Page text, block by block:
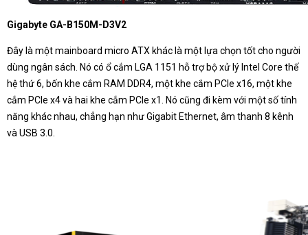
Gigabyte GA-B150M-D3V2
Đây là một mainboard micro ATX khác là một lựa chọn tốt cho người
dùng ngân sách. Nó có ổ cắm LGA 1151 hỗ trợ bộ xử lý Intel Core thế
hệ thứ 6, bốn khe cắm RAM DDR4, một khe cắm PCIe x16, một khe
cắm PCIe x4 và hai khe cắm PCIe x1. Nó cũng đi kèm với một số tính
năng khác nhau, chẳng hạn như Gigabit Ethernet, âm thanh 8 kênh
và USB 3.0.